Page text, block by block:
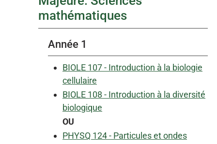
mathématiques
Année 1
BIOLE 107 - Introduction à la biologie
cellulaire
BIOLE 108 - Introduction à la diversité
biologique
OU
PHYSQ 124 - Particules et ondes